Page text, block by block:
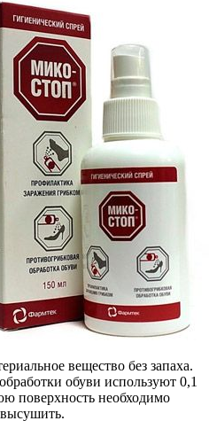
вещество без запаха.
обуви используют 0,1
поверхность необходимо